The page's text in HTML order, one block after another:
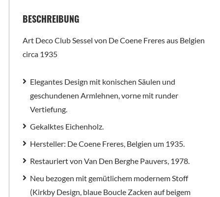
BESCHREIBUNG
Art Deco Club Sessel von De Coene Freres aus Belgien
circa 1935
Elegantes Design mit konischen Säulen und
geschundenen Armlehnen, vorne mit runder
Vertiefung.
Gekalktes Eichenholz.
Hersteller: De Coene Freres, Belgien um 1935.
Restauriert von Van Den Berghe Pauvers, 1978.
Neu bezogen mit gemütlichem modernem Stoff
(Kirkby Design, blaue Boucle Zacken auf beigem